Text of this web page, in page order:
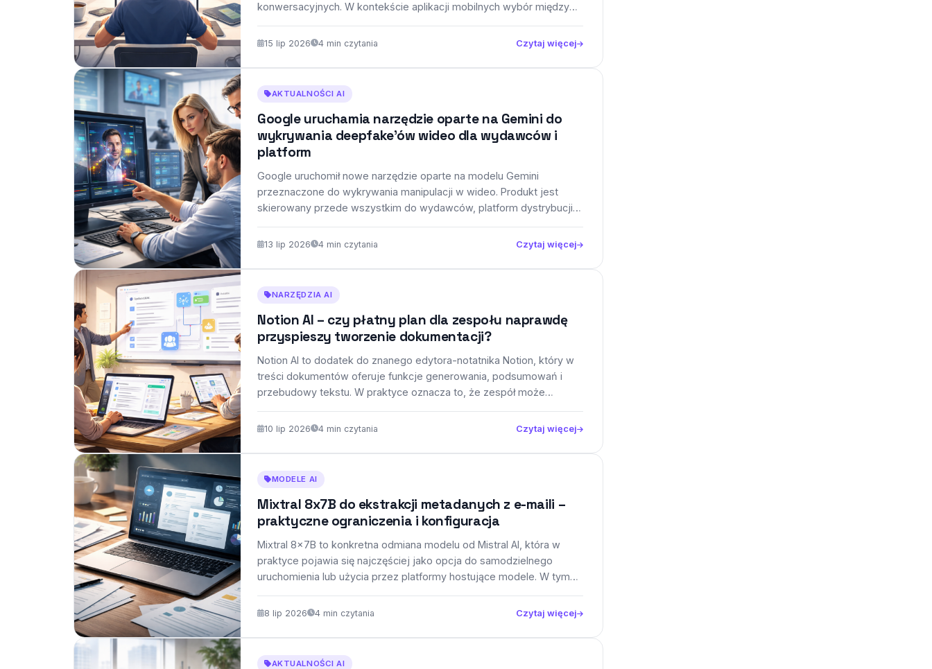
konwersacyjnych. W kontekście aplikacji mobilnych wybór między
15 lip 2026 4 min czytania Czytaj więcej
AKTUALNOŚCI AI
Google uruchamia narzędzie oparte na Gemini do
wykrywania deepfake’ów wideo dla wydawców i
platform
Google uruchomił nowe narzędzie oparte na modelu Gemini
przeznaczone do wykrywania manipulacji w wideo. Produkt jest
skierowany przede wszystkim do wydawców, platform dystrybucji
13 lip 2026 4 min czytania Czytaj więcej
NARZĘDZIA AI
Notion AI – czy płatny plan dla zespołu naprawdę
przyspieszy tworzenie dokumentacji?
Notion AI to dodatek do znanego edytora-notatnika Notion, który w
treści dokumentów oferuje funkcje generowania, podsumowań i
przebudowy tekstu. W praktyce oznacza to, że zespół może
10 lip 2026 4 min czytania Czytaj więcej
MODELE AI
Mixtral 8x7B do ekstrakcji metadanych z e-maili –
praktyczne ograniczenia i konfiguracja
Mixtral 8x7B to konkretna odmiana modelu od Mistral AI, która w
praktyce pojawia się najczęściej jako opcja do samodzielnego
uruchomienia lub użycia przez platformy hostujące modele. W tym…
8 lip 2026 4 min czytania Czytaj więcej
AKTUALNOŚCI AI